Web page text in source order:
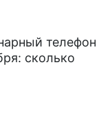
телефон
сколько